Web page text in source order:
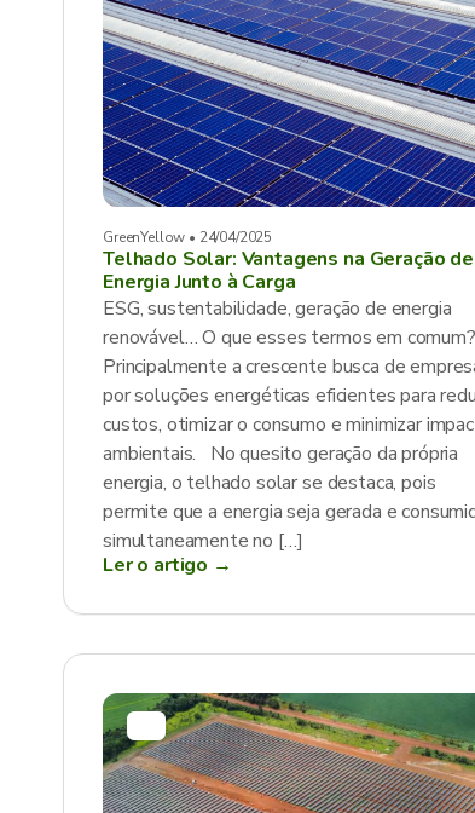
GreenYellow • 24/04/2025
Telhado Solar: Vantagens na Geração de
Energia Junto à Carga
ESG, sustentabilidade, geração de energia
renovável… O que esses termos em comum?
Principalmente a crescente busca de
por soluções energéticas eficientes para
custos, otimizar o consumo e minimizar
ambientais. No quesito geração da própria
energia, o telhado solar se destaca, pois
permite que a energia seja gerada e
simultaneamente no […]
Ler o artigo →